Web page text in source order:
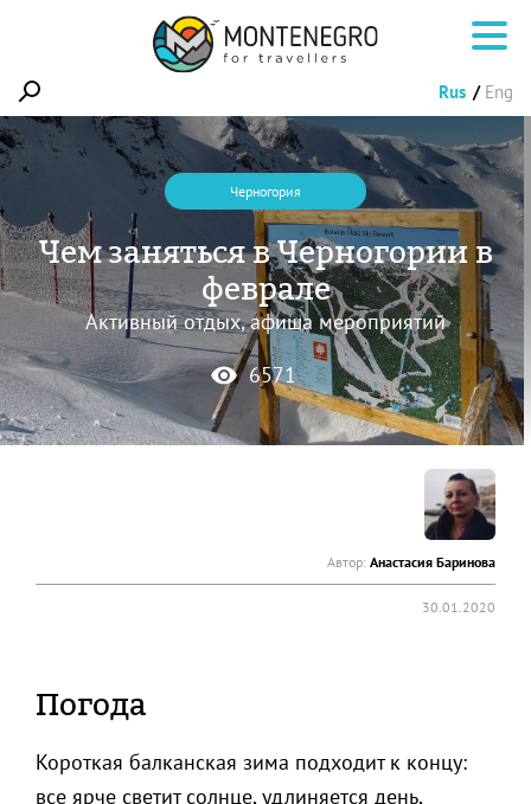
Rus Eng
Черногория
Чем заняться в Черногории в
феврале
Активный отдых, афиша мероприятий
6571
Автор: Анастасия Баринова
30.01.2020
Погода
Короткая балканская зима подходит к концу:
все ярче светит солнце, удлиняется день,